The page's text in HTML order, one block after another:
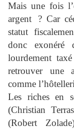
Mais une fois
argent ? Car
statut
donc exonéré
lourdement
retrouver une
comme
Les riches en
(Christian
(Robert